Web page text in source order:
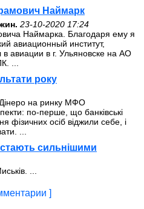
Наймарк
23-10-2020 17:24
Наймарка. Благодаря ему я
авиационный институт,
авиации в г. Ульяновске на АО
...
року
на ринку МФО
по-перше, що банківські
фізичних осіб віджили себе, і
...
стають сильнішими
...
]